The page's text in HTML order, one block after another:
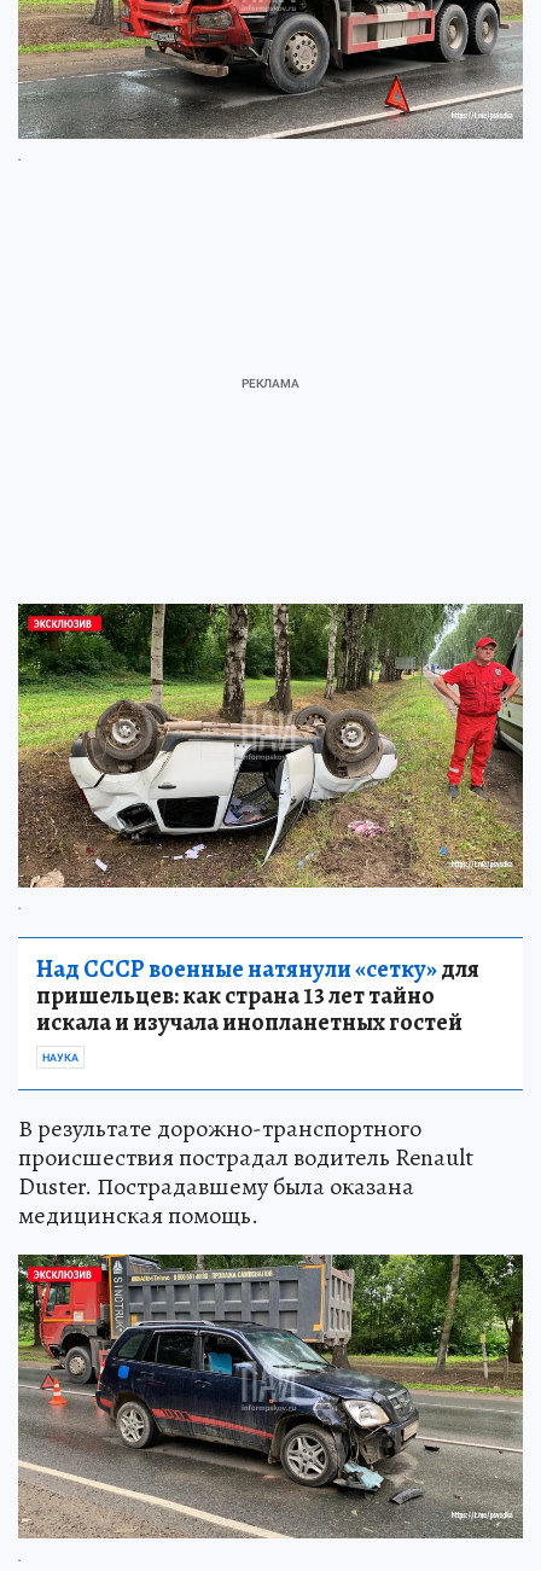
.
.
Над СССР военные натянули «сетку»для
пришельцев: как страна 13 лет тайно
искала и изучала инопланетных гостей
НАУКА
В результате дорожно-транспортного
происшествия пострадал водитель Renault
Duster. Пострадавшему была оказана
медицинская помощь.
.